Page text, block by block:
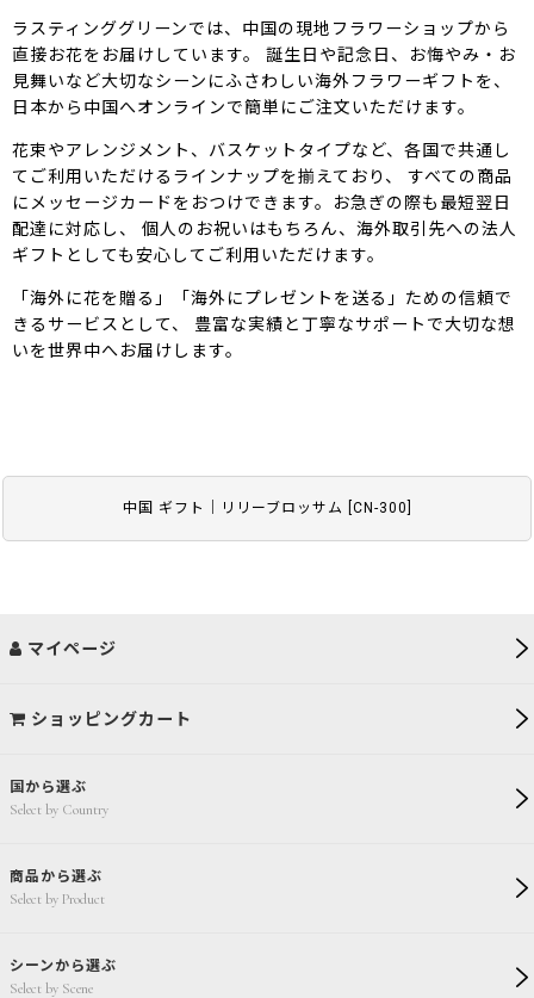
中国 ギフト｜リリーブロッサム CN-300
ラスティンググリーンでは、中国の現地フラワーショップから
直接お花をお届けしています。 誕生日や記念日、お悔やみ・お
見舞いなど大切なシーンにふさわしい海外フラワーギフトを、
日本から中国へオンラインで簡単にご注文いただけます。
花束やアレンジメント、バスケットタイプなど、各国で共通し
てご利用いただけるラインナップを揃えており、 すべての商品
にメッセージカードをおつけできます。お急ぎの際も最短翌日
配達に対応し、 個人のお祝いはもちろん、海外取引先への法人
ギフトとしても安心してご利用いただけます。
「海外に花を贈る」「海外にプレゼントを送る」ための信頼で
きるサービスとして、 豊富な実績と丁寧なサポートで大切な想
いを世界中へお届けします。
国から選ぶ
Select by Country
商品から選ぶ
Select by Product
シーンから選ぶ
Select by Scene
マイページ
ショッピングカート